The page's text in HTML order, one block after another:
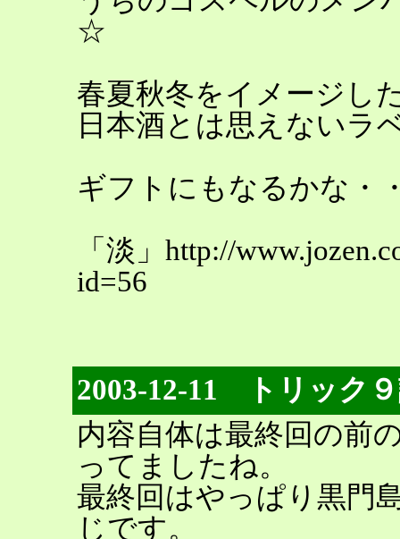
☆
春夏秋冬をイメージし
日本酒とは思えないラ
ギフトにもなるかな・
「淡」http://
id=56
2003-12-11 トリック
内容自体は最終回の前
ってましたね。
最終回はやっぱり黒門
じです。